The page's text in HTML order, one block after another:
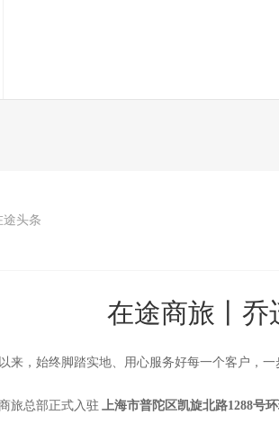
在途商旅丨乔
途头条
，始终脚踏实地、用心服务好每一个客户，一
旅总部正式入驻 上海市普陀区凯旋北路1288号